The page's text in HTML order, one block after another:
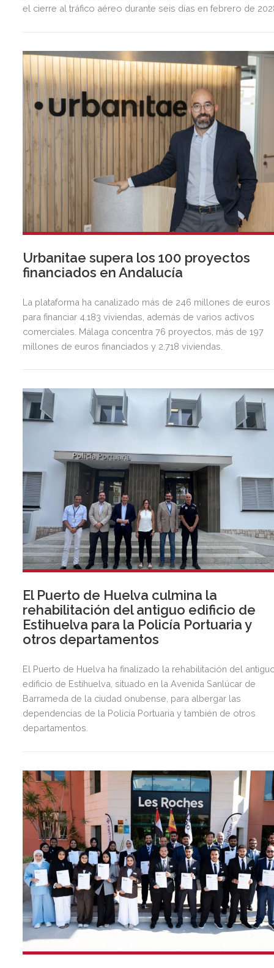
el cierre al tráfico aéreo durante seis días en febrero de
Urbanitae supera los 100 proyectos
financiados en Andalucía
La plataforma ha canalizado más de 246 millones de euros
para financiar 4.183 viviendas, además de varios activos
comerciales. Málaga concentra 76 proyectos, más de 197
millones de euros financiados y 2.718 viviendas.
El Puerto de Huelva culmina la
rehabilitación del antiguo edificio de
Estihuelva para la Policía Portuaria y
otros departamentos
El Puerto de Huelva ha finalizado la rehabilitación del
edificio de Estihuelva, situado en la Avenida Sanlúcar de
Barrameda de la ciudad onubense, para albergar las
dependencias de la Policía Portuaria y también de otros
departamentos.